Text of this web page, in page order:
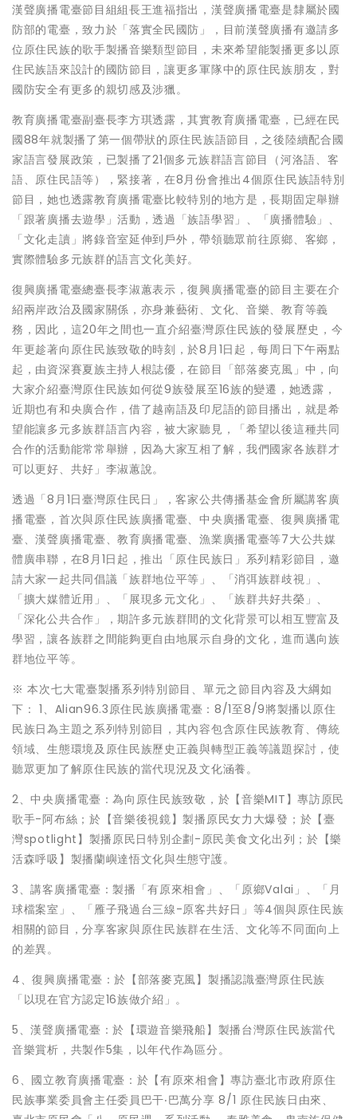
漢聲廣播電臺節目組組長王進福指出，漢聲廣播電臺是隸屬於國
防部的電臺，致力於「落實全民國防」，目前漢聲廣播有邀請多
位原住民族的歌手製播音樂類型節目，未來希望能製播更多以原
住民族語來設計的國防節目，讓更多軍隊中的原住民族朋友，對
國防安全有更多的親切感及涉獵。
教育廣播電臺副臺長李方琪透露，其實教育廣播電臺，已經在民
國88年就製播了第一個帶狀的原住民族語節目，之後陸續配合國
家語言發展政策，已製播了21個多元族群語言節目（河洛語、客
語、原住民語等），緊接著，在8月份會推出4個原住民族語特別
節目，她也透露教育廣播電臺比較特別的地方是，長期固定舉辦
「跟著廣播去遊學」活動，透過「族語學習」、「廣播體驗」、
「文化走讀」將錄音室延伸到戶外，帶領聽眾前往原鄉、客鄉，
實際體驗多元族群的語言文化美好。
復興廣播電臺總臺長李淑蕙表示，復興廣播電臺的節目主要在介
紹兩岸政治及國家關係，亦身兼藝術、文化、音樂、教育等義
務，因此，這20年之間也一直介紹臺灣原住民族的發展歷史，今
年更趁著向原住民族致敬的時刻，於8月1日起，每周日下午兩點
起，由資深賽夏族主持人根誌優，在節目「部落麥克風」中，向
大家介紹臺灣原住民族如何從9族發展至16族的變遷，她透露，
近期也有和央廣合作，借了越南語及印尼語的節目播出，就是希
望能讓多元多族群語言內容，被大家聽見，「希望以後這種共同
合作的活動能常常舉辦，因為大家互相了解，我們國家各族群才
可以更好、共好」李淑蕙說。
透過「8月1日臺灣原住民日」，客家公共傳播基金會所屬講客廣
播電臺，首次與原住民族廣播電臺、中央廣播電臺、復興廣播電
臺、漢聲廣播電臺、教育廣播電臺、漁業廣播電臺等7大公共媒
體廣串聯，在8月1日起，推出「原住民族日」系列精彩節目，邀
請大家一起共同倡議「族群地位平等」、「消弭族群歧視」、
「擴大媒體近用」、「展現多元文化」、「族群共好共榮」、
「深化公共合作」，期許多元族群間的文化背景可以相互豐富及
學習，讓各族群之間能夠更自由地展示自身的文化，進而邁向族
群地位平等。
※ 本次七大電臺製播系列特別節目、單元之節目內容及大綱如
下： 1、Alian96.3原住民族廣播電臺：8/1至8/9將製播以原住
民族日為主題之系列特別節目，其內容包含原住民族教育、傳統
領域、生態環境及原住民族歷史正義與轉型正義等議題探討，使
聽眾更加了解原住民族的當代現況及文化涵養。
2、中央廣播電臺：為向原住民族致敬，於【音樂MIT】專訪原民
歌手-阿布絲；於【音樂後視鏡】製播原民女力大爆發；於【臺
灣spotlight】製播原民日特別企劃-原民美食文化出列；於【樂
活森呼吸】製播蘭嶼達悟文化與生態守護。
3、講客廣播電臺：製播「有原來相會」、「原鄉Valai」、「月
球檔案室」、「雁子飛過台三線-原客共好日」等4個與原住民族
相關的節目，分享客家與原住民族群在生活、文化等不同面向上
的差異。
4、復興廣播電臺：於【部落麥克風】製播認識臺灣原住民族
「以現在官方認定16族做介紹」。
5、漢聲廣播電臺：於【環遊音樂飛船】製播台灣原住民族當代
音樂賞析，共製作5集，以年代作為區分。
6、國立教育廣播電臺：於【有原來相會】專訪臺北市政府原住
民族事業委員會主任委員巴干‧巴萬分享 8/1 原住民族日由來、